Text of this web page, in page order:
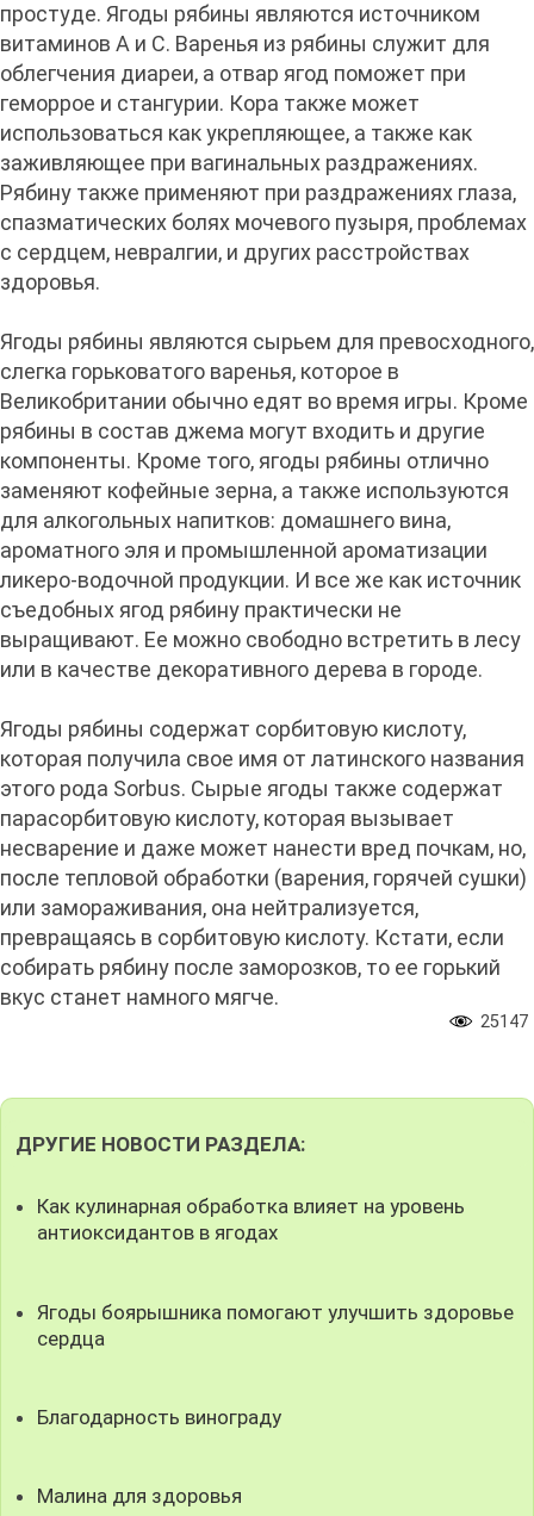
простуде. Ягоды рябины являются источником
витаминов А и С. Варенья из рябины служит для
облегчения диареи, а отвар ягод поможет при
геморрое и стангурии. Кора также может
использоваться как укрепляющее, а также как
заживляющее при вагинальных раздражениях.
Рябину также применяют при раздражениях глаза,
спазматических болях мочевого пузыря, проблемах
с сердцем, невралгии, и других расстройствах
здоровья.
Ягоды рябины являются сырьем для превосходного,
слегка горьковатого варенья, которое в
Великобритании обычно едят во время игры. Кроме
рябины в состав джема могут входить и другие
компоненты. Кроме того, ягоды рябины отлично
заменяют кофейные зерна, а также используются
для алкогольных напитков: домашнего вина,
ароматного эля и промышленной ароматизации
ликеро-водочной продукции. И все же как источник
съедобных ягод рябину практически не
выращивают. Ее можно свободно встретить в лесу
или в качестве декоративного дерева в городе.
Ягоды рябины содержат сорбитовую кислоту,
которая получила свое имя от латинского названия
этого рода Sorbus. Сырые ягоды также содержат
парасорбитовую кислоту, которая вызывает
несварение и даже может нанести вред почкам, но,
после тепловой обработки (варения, горячей сушки)
или замораживания, она нейтрализуется,
превращаясь в сорбитовую кислоту. Кстати, если
собирать рябину после заморозков, то ее горький
вкус станет намного мягче.
25147
ДРУГИЕ НОВОСТИ РАЗДЕЛА:
Как кулинарная обработка влияет на уровень
антиоксидантов в ягодах
Ягоды боярышника помогают улучшить здоровье
сердца
Благодарность винограду
Малина для здоровья